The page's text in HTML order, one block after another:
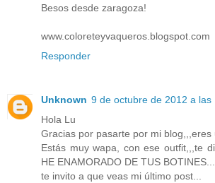
Besos desde zaragoza!
www.coloreteyvaqueros.blogspot.com
Responder
Unknown 9 de octubre de 2012 a las
Hola Lu
Gracias por pasarte por mi blog,,,eres
Estás muy wapa, con ese outfit,,,te
HE ENAMORADO DE TUS
te invito a que veas mi último post...